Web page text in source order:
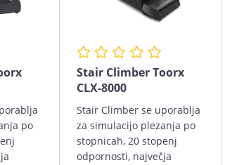
po
Stair Climber Toorx
CLX-8000
Stair Climber se uporablja
za simulacijo plezanja po
stopnicah, 20 stopenj
odpornosti, največja